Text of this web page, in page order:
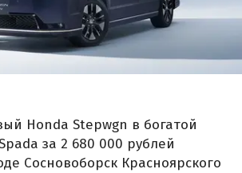
Honda Stepwgn в богатой
за 2 680 000 рублей
Сосновоборск Красноярского